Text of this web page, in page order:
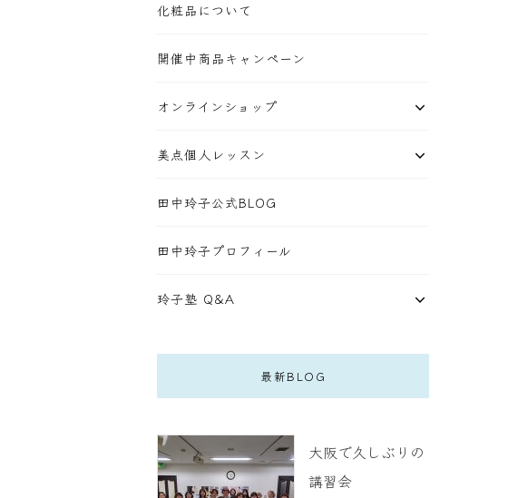
化粧品について
開催中商品キャンペーン
オンラインショップ
美点個人レッスン
田中玲子公式BLOG
田中玲子プロフィール
玲子塾 Q&A
最新BLOG
大阪で久しぶりの
講習会